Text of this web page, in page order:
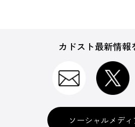
カドスト最新情報
ソーシャルメデ